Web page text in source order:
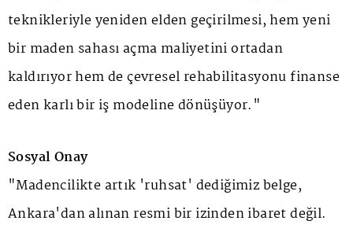
teknikleriyle yeniden elden geçirilmesi, hem yeni
bir maden sahası açma maliyetini ortadan
kaldırıyor hem de çevresel rehabilitasyonu finanse
eden karlı bir iş modeline dönüşüyor."
Sosyal Onay
"Madencilikte artık 'ruhsat' dediğimiz belge,
Ankara'dan alınan resmi bir izinden ibaret değil.